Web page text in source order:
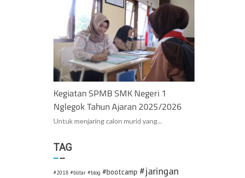
Kegiatan SPMB SMK Negeri 1
Nglegok Tahun Ajaran 2025/2026
Untuk menjaring calon murid yang...
TAG
#2018 #blitar #blog #bootcamp #jaringan